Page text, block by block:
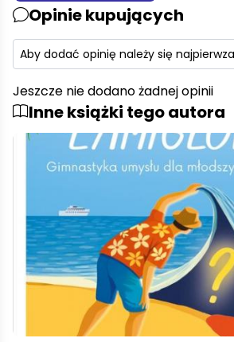
Opinie kupujących
Aby dodać opinię należy się najpierw
Jeszcze nie dodano żadnej opinii
Inne książki tego autora